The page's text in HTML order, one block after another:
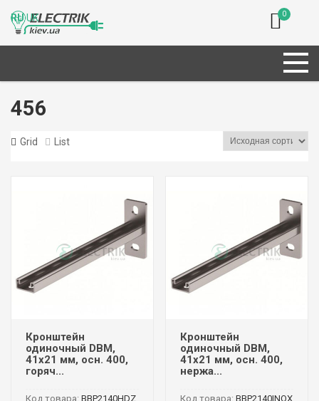
0
456
Grid List
Кронштейн
одиночный DBM,
41х21 мм, осн. 400,
горяч...
Код товара: BBP2140HDZ
Кронштейн
одиночный DBM,
41х21 мм, осн. 400,
нержа...
Код товара: BBP2140INOX
RUUK